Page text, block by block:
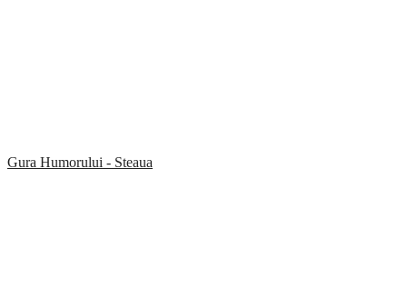
Gura Humorului - Steaua